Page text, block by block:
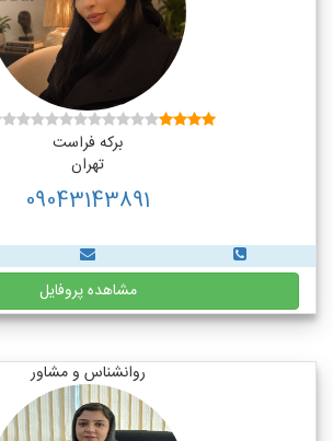
برکه فراست
تهران
09043143891
مشاهده پروفایل
روانشناس و مشاور